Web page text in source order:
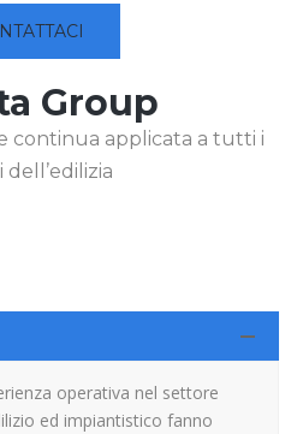
Group
continua applicata a tutti i
operativa nel settore
ed impiantistico fanno